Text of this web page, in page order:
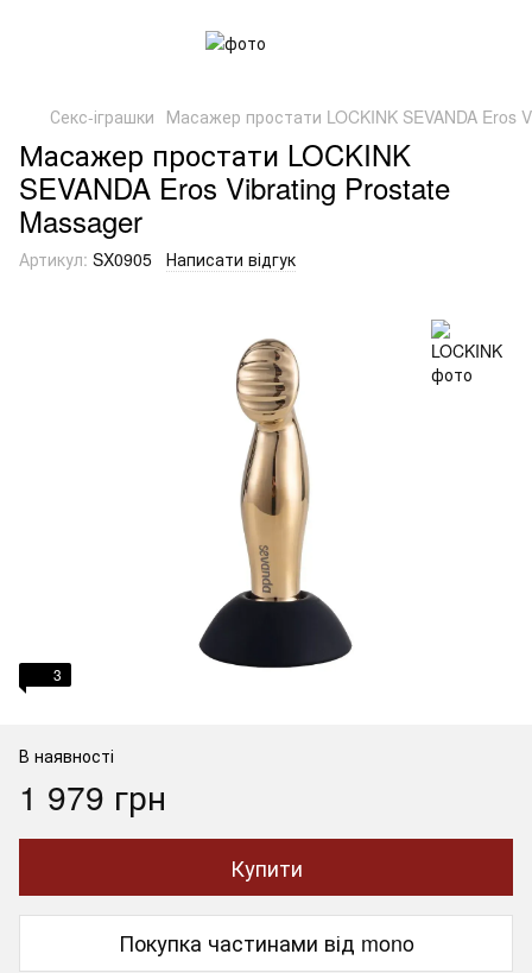
Секс-іграшки Масажер простати LOCKINK SEVANDA Eros
Масажер простати LOCKINK
SEVANDA Eros Vibrating Prostate
Massager
Артикул: SX0905 Написати відгук
3
В наявності
1 979 грн
Купити
Покупка частинами від mono